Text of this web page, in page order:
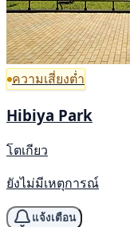
ความเสี่ยงต่ำ
Hibiya Park
โตเกียว
ยังไม่มีเหตุการณ์
แจ้งเตือน